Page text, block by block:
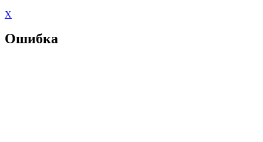
X
Ошибка